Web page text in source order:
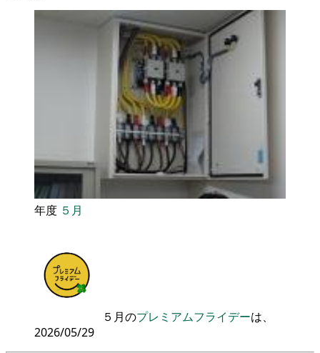
年度 ５月
５月のプレミアムフライデーは、
2026/05/29